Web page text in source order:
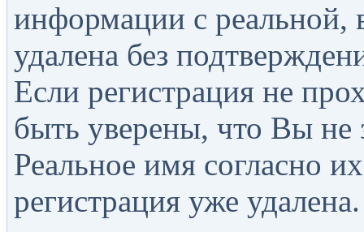
информации с реальной,
удалена без
Если регистрация не
быть уверены, что Вы не
Реальное имя согласно
регистрация уже удалена.